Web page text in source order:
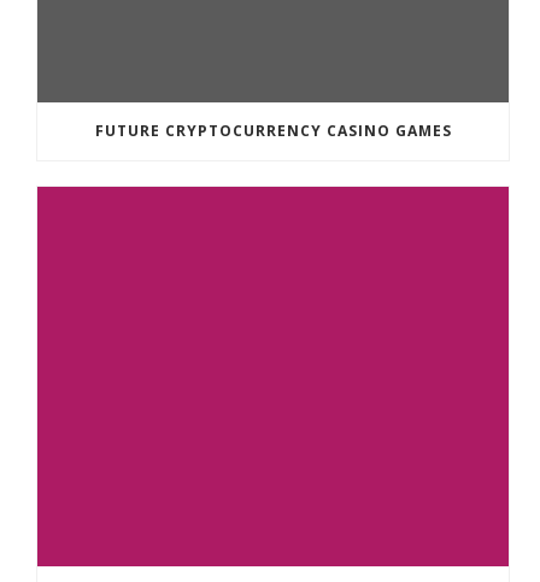
FUTURE CRYPTOCURRENCY CASINO GAMES